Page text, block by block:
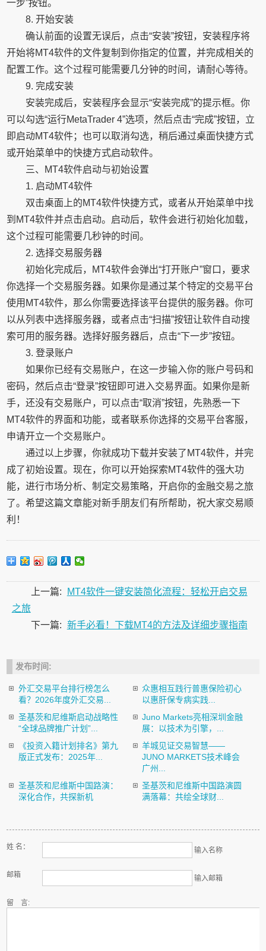
一步”按钮。
8. 开始安装
确认前面的设置无误后，点击“安装”按钮，安装程序将
开始将MT4软件的文件复制到你指定的位置，并完成相关的
配置工作。这个过程可能需要几分钟的时间，请耐心等待。
9. 完成安装
安装完成后，安装程序会显示“安装完成”的提示框。你
可以勾选“运行MetaTrader 4”选项，然后点击“完成”按钮，立
即启动MT4软件；也可以取消勾选，稍后通过桌面快捷方式
或开始菜单中的快捷方式启动软件。
三、MT4软件启动与初始设置
1. 启动MT4软件
双击桌面上的MT4软件快捷方式，或者从开始菜单中找
到MT4软件并点击启动。启动后，软件会进行初始化加载，
这个过程可能需要几秒钟的时间。
2. 选择交易服务器
初始化完成后，MT4软件会弹出“打开账户”窗口，要求
你选择一个交易服务器。如果你是通过某个特定的交易平台
使用MT4软件，那么你需要选择该平台提供的服务器。你可
以从列表中选择服务器，或者点击“扫描”按钮让软件自动搜
索可用的服务器。选择好服务器后，点击“下一步”按钮。
3. 登录账户
如果你已经有交易账户，在这一步输入你的账户号码和
密码，然后点击“登录”按钮即可进入交易界面。如果你是新
手，还没有交易账户，可以点击“取消”按钮，先熟悉一下
MT4软件的界面和功能，或者联系你选择的交易平台客服，
申请开立一个交易账户。
通过以上步骤，你就成功下载并安装了MT4软件，并完
成了初始设置。现在，你可以开始探索MT4软件的强大功
能，进行市场分析、制定交易策略，开启你的金融交易之旅
了。希望这篇文章能对新手朋友们有所帮助，祝大家交易顺
利！
上一篇:
MT4软件一键安装简化流程：轻松开启交易
之旅
下一篇: 新手必看！下载MT4的方法及详细步骤指南
发布时间:
外汇交易平台排行榜怎么
看？2026年度外汇交易...
众惠相互践行普惠保险初心
以惠肝保专病实践...
圣基茨和尼维斯启动战略性
“全球品牌推广计划”...
Juno Markets亮相深圳金融
展：以技术为引擎，...
《投资入籍计划排名》第九
版正式发布：2025年...
羊城见证交易智慧——
JUNO MARKETS技术峰会
广州...
圣基茨和尼维斯中国路演：
深化合作，共探新机
圣基茨和尼维斯中国路演圆
满落幕：共绘全球财...
姓 名： 输入名称
邮箱 输入邮箱
留 言: